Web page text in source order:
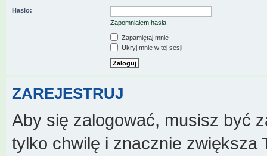
Hasło:
Zapomniałem hasła
Zapamiętaj mnie
Ukryj mnie w tej sesji
ZAREJESTRUJ
Aby się zalogować, musisz być
tylko chwilę i znacznie zwiększa